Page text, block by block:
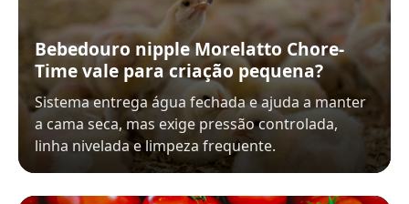
Bebedouro nipple Morelatto Chore-
Time vale para criação pequena?
Sistema entrega água fechada e ajuda a manter
a cama seca, mas exige pressão controlada,
linha nivelada e limpeza frequente.